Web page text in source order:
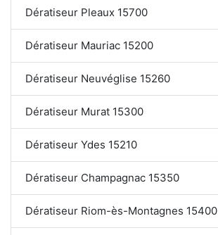
Dératiseur Pleaux 15700
Dératiseur Mauriac 15200
Dératiseur Neuvéglise 15260
Dératiseur Murat 15300
Dératiseur Ydes 15210
Dératiseur Champagnac 15350
Dératiseur Riom-ès-Montagnes 15400